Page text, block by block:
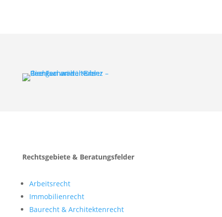
Rechtsgebiete & Beratungsfelder
Arbeitsrecht
Immobilien­recht
Baurecht & Architekten­recht